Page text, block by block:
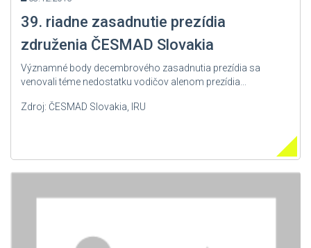
39. riadne zasadnutie prezídia
združenia ČESMAD Slovakia
Významné body decembrového zasadnutia prezídia sa
venovali téme nedostatku vodičov alenom prezídia...
Zdroj: ČESMAD Slovakia, IRU